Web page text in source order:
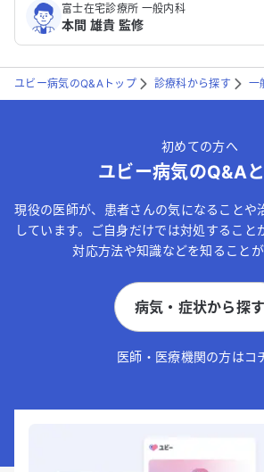
富士在宅診療所 一般内科
本間 雄貴 監修
ユビー病気のQ&Aトップ 診療科から探す 一
初めての方へ
ユビー病気のQ&A
現役の医師が、患者さんの気になることや
しています。ご自身だけでは対処すること
対応方法や知識などを知ることが
病気・症状から探す
医師・医療機関の方はコ